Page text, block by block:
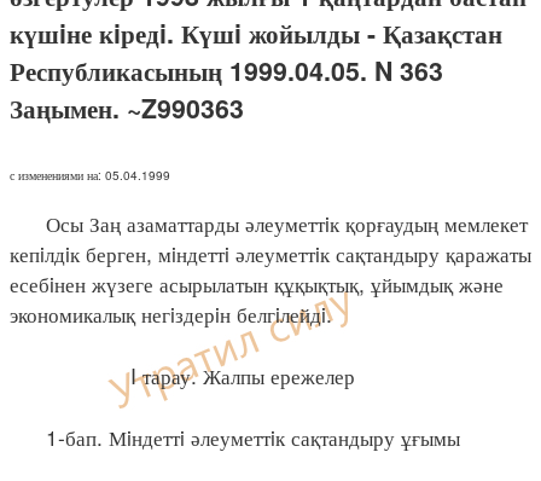
күшiне кiредi. Күшi жойылды - Қазақстан
Республикасының 1999.04.05. N 363
Заңымен. ~Z990363
с изменениями на: 05.04.1999
Осы Заң азаматтарды әлеуметтiк қорғаудың мемлекет
кепiлдiк берген, мiндеттi әлеуметтiк сақтандыру қаражаты
есебiнен жүзеге асырылатын құқықтық, ұйымдық және
экономикалық негiздерiн белгiлейдi.
I тарау. Жалпы ережелер
1-бап. Мiндеттi әлеуметтiк сақтандыру ұғымы